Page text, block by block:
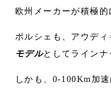
欧州メーカーが積極的
ポルシェも、アウディ
モデルとしてラインナ
しかも、0-100Km加